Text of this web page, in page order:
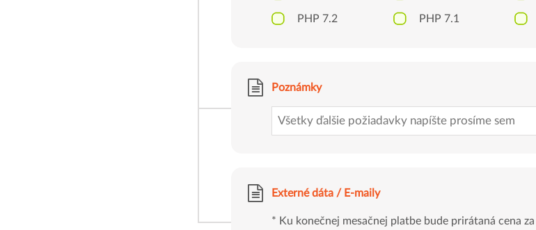
PHP 7.2 PHP 7.1
Poznámky
Externé dáta / E-maily
* Ku konečnej mesačnej platbe bude prirátaná cena